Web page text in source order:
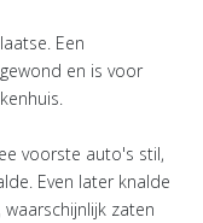
Een
en is voor
voorste auto's stil,
Even later knalde
zaten